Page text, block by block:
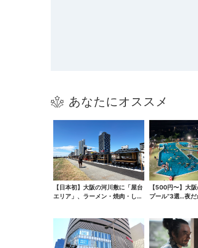
あなたにオススメ
【日本初】大阪の河川敷に「屋台
エリア」、ラーメン・焼肉・しゃ
【500円〜】大
プール”3選…夜だ